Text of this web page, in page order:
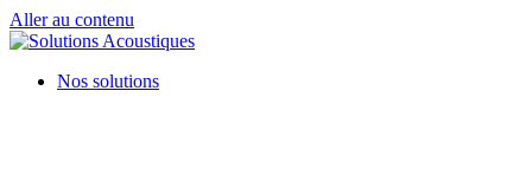
Aller au contenu
Nos solutions